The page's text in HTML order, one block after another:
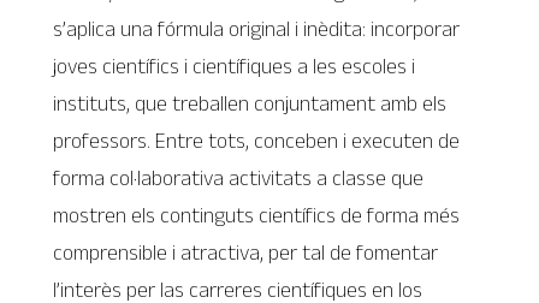
s’aplica una fórmula original i inèdita: incorporar
joves científics i científiques a les escoles i
instituts, que treballen conjuntament amb els
professors. Entre tots, conceben i executen de
forma col·laborativa activitats a classe que
mostren els continguts científics de forma més
comprensible i atractiva, per tal de fomentar
l’interès per las carreres científiques en los